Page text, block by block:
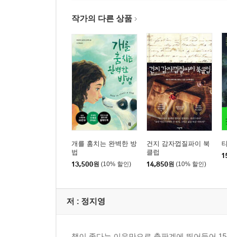
작가의 다른 상품
개를 훔치는 완벽한 방
법
13,500원 (10% 할인)
건지 감자껍질파이 북
클럽
14,850원 (10% 할인)
저 : 정지영